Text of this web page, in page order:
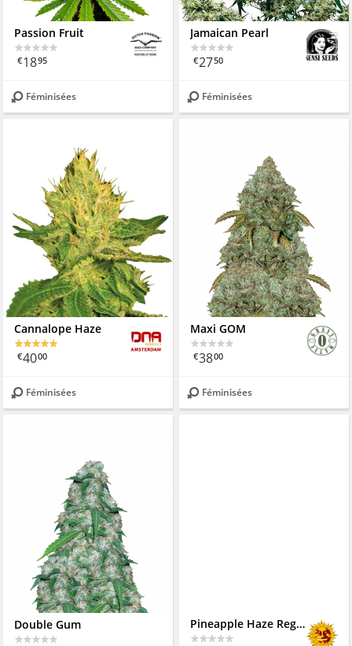
Passion Fruit
€1895
Féminisées
Jamaican Pearl
€2750
Féminisées
Cannalope Haze
€4000
Féminisées
Maxi GOM
€3800
Féminisées
Double Gum Pineapple Haze Regular